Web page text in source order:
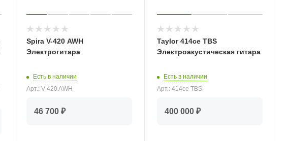
Spira V-420 AWH
Электрогитара
Есть в наличии
Арт.: V-420 AWH
46 700 ₽
Taylor 414ce TBS
Электроакустическая гитара
Есть в наличии
Арт.: 414ce TBS
400 000 ₽